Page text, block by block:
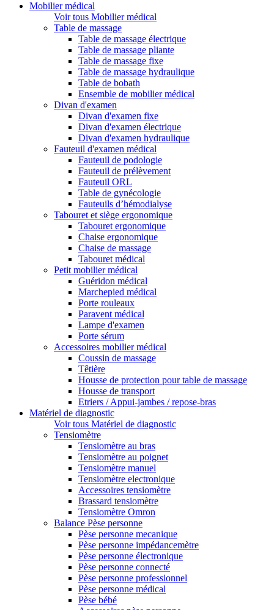
Mobilier médical
Voir tous Mobilier médical
Table de massage
Table de massage électrique
Table de massage pliante
Table de massage fixe
Table de massage hydraulique
Table de bobath
Ensemble de mobilier médical
Divan d'examen
Divan d'examen fixe
Divan d'examen électrique
Divan d'examen hydraulique
Fauteuil d'examen médical
Fauteuil de podologie
Fauteuil de prélèvement
Fauteuil ORL
Table de gynécologie
Fauteuils d’hémodialyse
Tabouret et siège ergonomique
Tabouret ergonomique
Chaise ergonomique
Chaise de massage
Tabouret médical
Petit mobilier médical
Guéridon médical
Marchepied médical
Porte rouleaux
Paravent médical
Lampe d'examen
Porte sérum
Accessoires mobilier médical
Coussin de massage
Têtière
Housse de protection pour table de massage
Housse de transport
Etriers / Appui-jambes / repose-bras
Matériel de diagnostic
Voir tous Matériel de diagnostic
Tensiomètre
Tensiomètre au bras
Tensiomètre au poignet
Tensiomètre manuel
Tensiomètre electronique
Accessoires tensiomètre
Brassard tensiomètre
Tensiomètre Omron
Balance Pèse personne
Pèse personne mecanique
Pèse personne impédancemètre
Pèse personne électronique
Pèse personne connecté
Pèse personne professionnel
Pèse personne médical
Pèse bébé